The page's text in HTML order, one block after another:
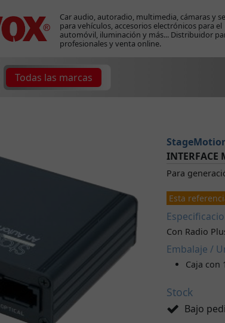
Car audio, autoradio, multimedia, cámaras y
para vehículos, accesorios electrónicos para el
automóvil, iluminación y más... Distribuidor
profesionales y venta online.
Todas las marcas
INTERFACE
Para
Esta
Con Radio
Embalaje /
Caja con
Stock
Bajo